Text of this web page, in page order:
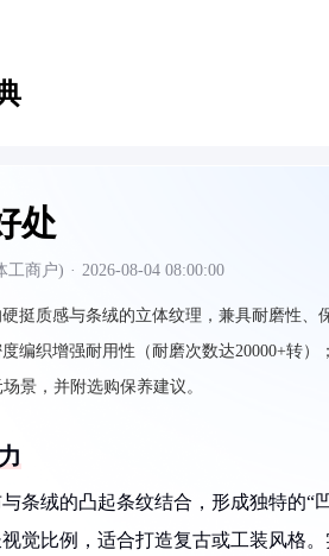
处
工商户) · 2026-08-04 08:00:00
挺质感与条绒的立体纹理，兼具耐磨性、
编织增强耐用性（耐磨次数达20000+转
景，并附选购保养建议。
条绒的凸起条纹结合，形成独特的“
觉比例，适合打造复古或工装风格